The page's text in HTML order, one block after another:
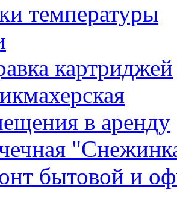
температуры
картриджей
в аренду
бытовой и